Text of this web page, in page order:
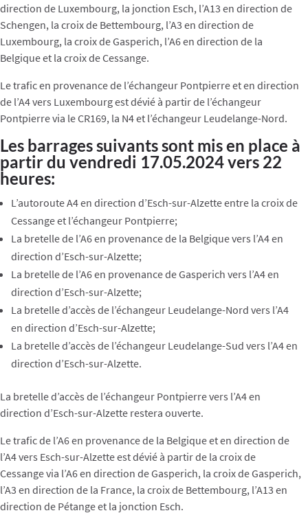
direction de Luxembourg, la jonction Esch, l’A13 en direction de
Schengen, la croix de Bettembourg, l’A3 en direction de
Luxembourg, la croix de Gasperich, l’A6 en direction de la
Belgique et la croix de Cessange.
Le trafic en provenance de l’échangeur Pontpierre et en direction
de l’A4 vers Luxembourg est dévié à partir de l’échangeur
Pontpierre via le CR169, la N4 et l’échangeur Leudelange-Nord.
Les barrages suivants sont mis en place à
partir du vendredi 17.05.2024 vers 22
heures:
L’autoroute A4 en direction d’Esch-sur-Alzette entre la croix de
Cessange et l’échangeur Pontpierre;
La bretelle de l’A6 en provenance de la Belgique vers l’A4 en
direction d’Esch-sur-Alzette;
La bretelle de l’A6 en provenance de Gasperich vers l’A4 en
direction d’Esch-sur-Alzette;
La bretelle d’accès de l’échangeur Leudelange-Nord vers l’A4
en direction d’Esch-sur-Alzette;
La bretelle d’accès de l’échangeur Leudelange-Sud vers l’A4 en
direction d’Esch-sur-Alzette.
La bretelle d’accès de l’échangeur Pontpierre vers l’A4 en
direction d’Esch-sur-Alzette restera ouverte.
Le trafic de l’A6 en provenance de la Belgique et en direction de
l’A4 vers Esch-sur-Alzette est dévié à partir de la croix de
Cessange via l’A6 en direction de Gasperich, la croix de Gasperich,
l’A3 en direction de la France, la croix de Bettembourg, l’A13 en
direction de Pétange et la jonction Esch.